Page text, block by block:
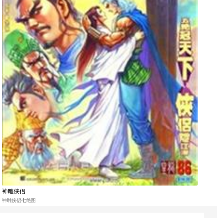
神雕侠侣
神雕侠侣七绝图